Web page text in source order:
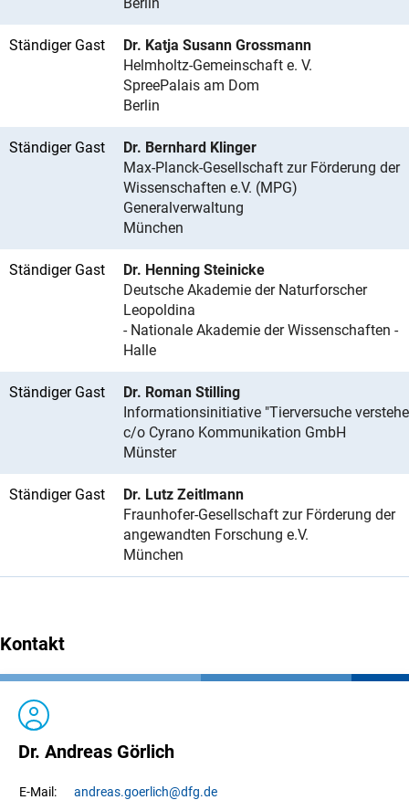
Ständiger Gast
Dr. Katja Susann Grossmann
Helmholtz-Gemeinschaft e. V.
SpreePalais am Dom
Berlin
Ständiger Gast
Dr. Bernhard Klinger
Max-Planck-Gesellschaft zur Förderung der
Wissenschaften e.V. (MPG)
Generalverwaltung
München
Ständiger Gast
Dr. Henning Steinicke
Deutsche Akademie der Naturforscher
Leopoldina
- Nationale Akademie der Wissenschaften -
Halle
Ständiger Gast
Dr. Roman Stilling
Informationsinitiative "Tierversuche
c/o Cyrano Kommunikation GmbH
Münster
Ständiger Gast
Dr. Lutz Zeitlmann
Fraunhofer-Gesellschaft zur Förderung der
angewandten Forschung e.V.
München
Kontakt
Dr. Andreas Görlich
E-Mail: andreas.goerlich@dfg.de